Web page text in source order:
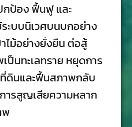
กป้อง ฟื้นฟู และ
ะบบนิเวศบนบกอย่าง
ไม้อย่างยั่งยืน ต่อสู้
ป็นทะเลทราย หยุดการ
ดินและฟื้นสภาพกลับ
ารสูญเสียความหลาก
พ